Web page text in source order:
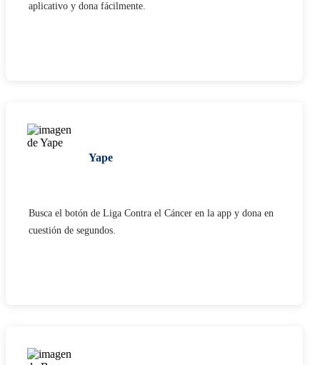
aplicativo y dona fácilmente​.
Yape
Busca el botón de Liga Contra el Cáncer en la app y dona en
cuestión de segundos.